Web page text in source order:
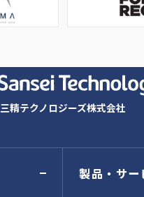
三精テクノロジーズ株式会社
製品・サー